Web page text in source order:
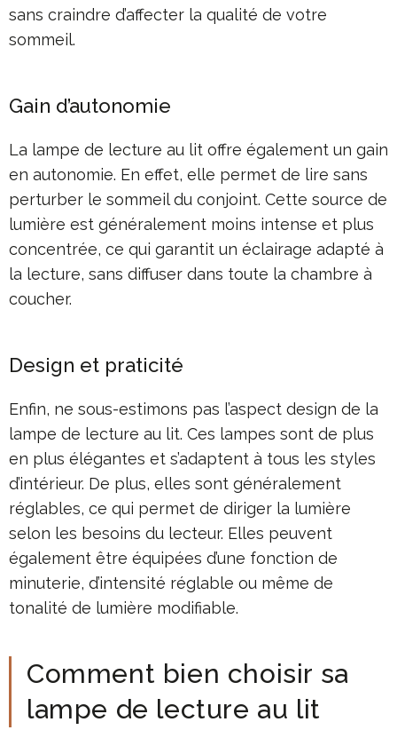
sans craindre d’affecter la qualité de votre
sommeil.
Gain d’autonomie
La lampe de lecture au lit offre également un gain
en autonomie. En effet, elle permet de lire sans
perturber le sommeil du conjoint. Cette source de
lumière est généralement moins intense et plus
concentrée, ce qui garantit un éclairage adapté à
la lecture, sans diffuser dans toute la chambre à
coucher.
Design et praticité
Enfin, ne sous-estimons pas l’aspect design de la
lampe de lecture au lit. Ces lampes sont de plus
en plus élégantes et s’adaptent à tous les styles
d’intérieur. De plus, elles sont généralement
réglables, ce qui permet de diriger la lumière
selon les besoins du lecteur. Elles peuvent
également être équipées d’une fonction de
minuterie, d’intensité réglable ou même de
tonalité de lumière modifiable.
Comment bien choisir sa
lampe de lecture au lit